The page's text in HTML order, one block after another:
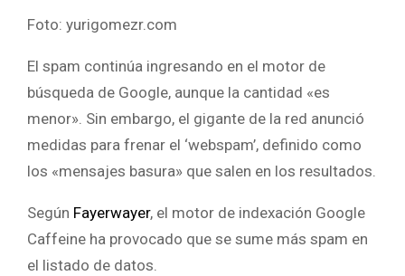
Foto: yurigomezr.com
El spam continúa ingresando en el motor de
búsqueda de Google, aunque la cantidad «es
menor». Sin embargo, el gigante de la red anunció
medidas para frenar el ‘webspam’, definido como
los «mensajes basura» que salen en los resultados.
Según Fayerwayer, el motor de indexación Google
Caffeine ha provocado que se sume más spam en
el listado de datos.